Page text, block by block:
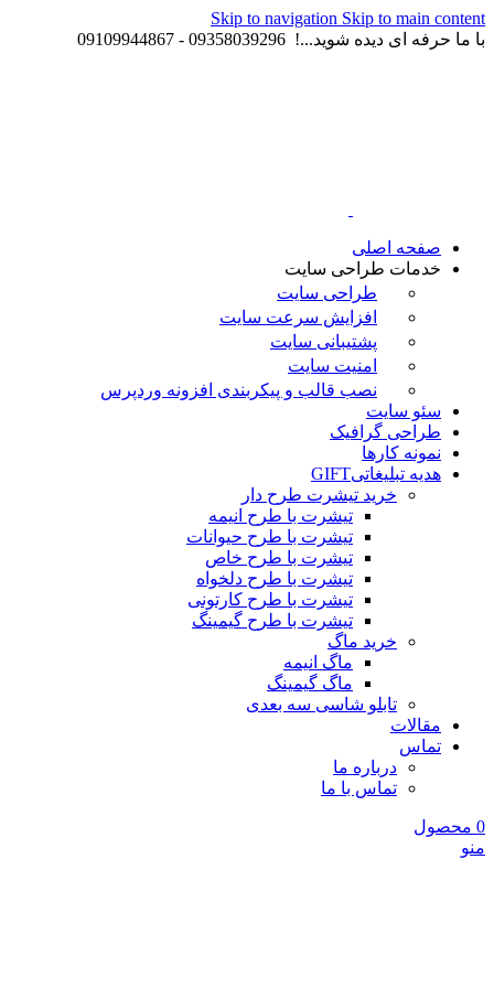
Skip to navigation Skip to main content
با ما حرفه ای دیده شوید...! 09358039296 - 09109944867
صفحه اصلی
خدمات طراحی سایت
طراحی سایت
افزایش سرعت سایت
پشتیبانی سایت
امنیت سایت
نصب قالب و پیکربندی افزونه وردپرس
سئو سایت
طراحی گرافیک
نمونه کارها
هدیه تبلیغاتیGIFT
خرید تیشرت طرح دار
تیشرت با طرح انیمه
تیشرت با طرح حیوانات
تیشرت با طرح خاص
تیشرت با طرح دلخواه
تیشرت با طرح کارتونی
تیشرت با طرح گیمینگ
خرید ماگ
ماگ انیمه
ماگ گیمینگ
تابلو شاسی سه بعدی
مقالات
تماس
درباره ما
تماس با ما
0 محصول
منو